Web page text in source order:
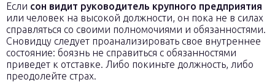
Если сон видит руководитель крупного предприятия
или человек на высокой должности, он пока не в силах
справляться со своими полномочиями и обязанностями.
Сновидцу следует проанализировать свое внутреннее
состояние: боязнь не справиться с обязанностями
приведет к отставке. Либо покиньте должность, либо
преодолейте страх.